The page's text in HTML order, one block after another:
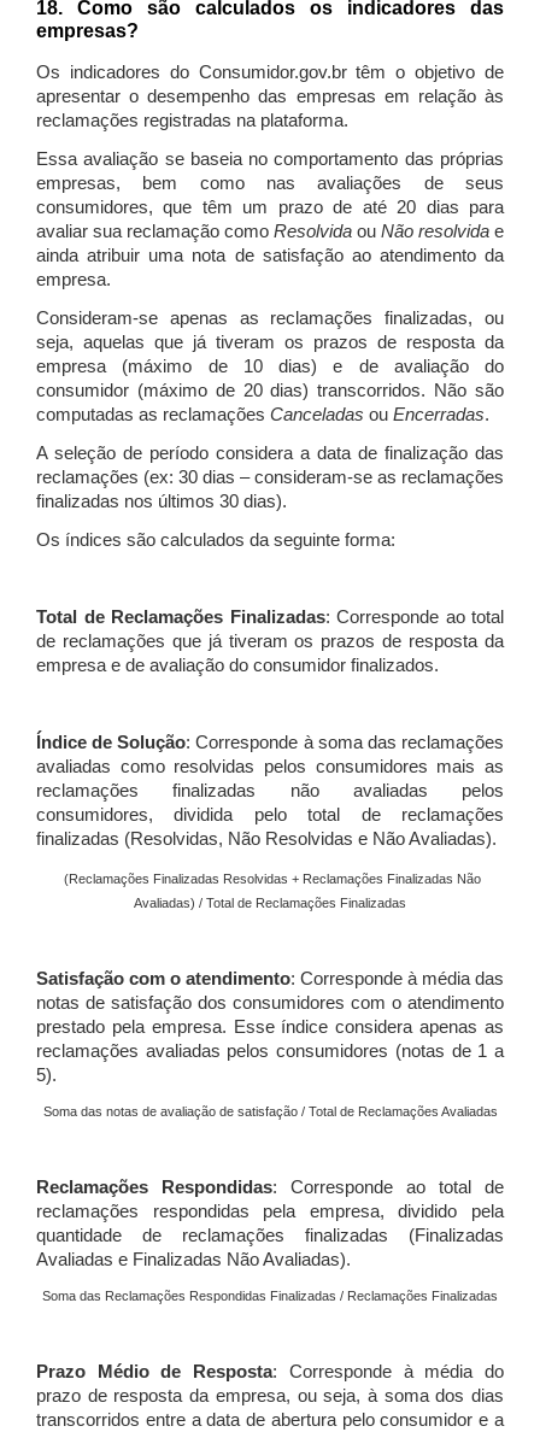
18. Como são calculados os indicadores das
empresas?
Os indicadores do Consumidor.gov.br têm o objetivo de
apresentar o desempenho das empresas em relação às
reclamações registradas na plataforma.
Essa avaliação se baseia no comportamento das próprias
empresas, bem como nas avaliações de seus
consumidores, que têm um prazo de até 20 dias para
avaliar sua reclamação como Resolvida ou Não resolvida e
ainda atribuir uma nota de satisfação ao atendimento da
empresa.
Consideram-se apenas as reclamações finalizadas, ou
seja, aquelas que já tiveram os prazos de resposta da
empresa (máximo de 10 dias) e de avaliação do
consumidor (máximo de 20 dias) transcorridos. Não são
computadas as reclamações Canceladas ou Encerradas.
A seleção de período considera a data de finalização das
reclamações (ex: 30 dias – consideram-se as reclamações
finalizadas nos últimos 30 dias).
Os índices são calculados da seguinte forma:
Total de Reclamações Finalizadas: Corresponde ao total
de reclamações que já tiveram os prazos de resposta da
empresa e de avaliação do consumidor finalizados.
Índice de Solução: Corresponde à soma das reclamações
avaliadas como resolvidas pelos consumidores mais as
reclamações finalizadas não avaliadas pelos
consumidores, dividida pelo total de reclamações
finalizadas (Resolvidas, Não Resolvidas e Não Avaliadas).
(Reclamações Finalizadas Resolvidas + Reclamações Finalizadas Não
Avaliadas) / Total de Reclamações Finalizadas
Satisfação com o atendimento: Corresponde à média das
notas de satisfação dos consumidores com o atendimento
prestado pela empresa. Esse índice considera apenas as
reclamações avaliadas pelos consumidores (notas de 1 a
5).
Soma das notas de avaliação de satisfação / Total de Reclamações Avaliadas
Reclamações Respondidas: Corresponde ao total de
reclamações respondidas pela empresa, dividido pela
quantidade de reclamações finalizadas (Finalizadas
Avaliadas e Finalizadas Não Avaliadas).
Soma das Reclamações Respondidas Finalizadas / Reclamações Finalizadas
Prazo Médio de Resposta: Corresponde à média do
prazo de resposta da empresa, ou seja, à soma dos dias
transcorridos entre a data de abertura pelo consumidor e a